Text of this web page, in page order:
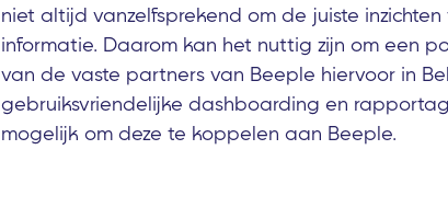
niet altijd vanzelfsprekend om de juiste
informatie. Daarom kan het nuttig zijn om een
van de vaste partners van Beeple hiervoor in
gebruiksvriendelijke dashboarding en
mogelijk om deze te koppelen aan Beeple.